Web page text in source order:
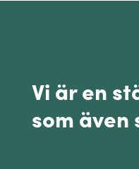
Vi är en
som även